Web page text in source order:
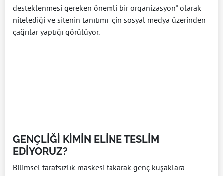
desteklenmesi gereken önemli bir organizasyon" olarak
nitelediği ve sitenin tanıtımı için sosyal medya üzerinden
çağrılar yaptığı görülüyor.
GENÇLİĞİ KİMİN ELİNE TESLİM
EDİYORUZ?
Bilimsel tarafsızlık maskesi takarak genç kuşaklara